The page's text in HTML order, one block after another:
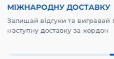
МІЖНАРОДНУ ДОСТАВКУ
Залишай відгуки та
наступну доставку за кордон